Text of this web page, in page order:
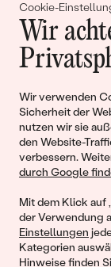
Cookie-
Wir
Wir verwenden
Sicherheit der
nutzen wir sie
den Website-
verbessern.
durch Google
Mit dem Klick auf
der Verwendung
Einstellungen
Kategorien
Hinweise finden
Liebe
Begleiten Sie uns!